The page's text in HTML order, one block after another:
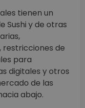
tienen un
Sushi y de otras
restricciones de
para
digitales y otros
de las
abajo.